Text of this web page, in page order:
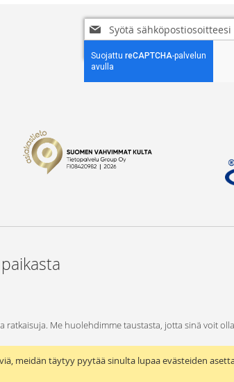
meidän täytyy pyytää sinulta lupaa evästeiden
Tilaa
uutiskirjeemme:
ratkaisuja. Me huolehdimme taustasta, jotta sinä voit